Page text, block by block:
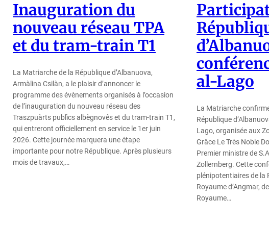
Inauguration du
nouveau réseau TPA
et du tram-train T1
La Matriarche de la République d’Albanuova,
Armàlina Csilàn, a le plaisir d’annoncer le
programme des évènements organisés à l’occasion
de l’inauguration du nouveau réseau des
Traszpuàrts publìcs albègnovês et du tram-train T1,
qui entreront officiellement en service le 1er juin
2026. Cette journée marquera une étape
importante pour notre République. Après plusieurs
mois de travaux,…
al-Lago
La Matriarche
République
Lago, organisée aux
Grâce Le Très Noble
Premier ministre de
Zollernberg. Cette
plénipotentiaires de la
Royaume d’Angmar,
Royaume…